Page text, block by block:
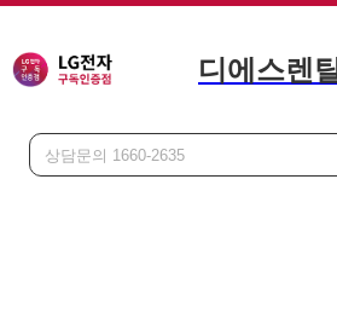
디에스렌
오브제
바로 신청